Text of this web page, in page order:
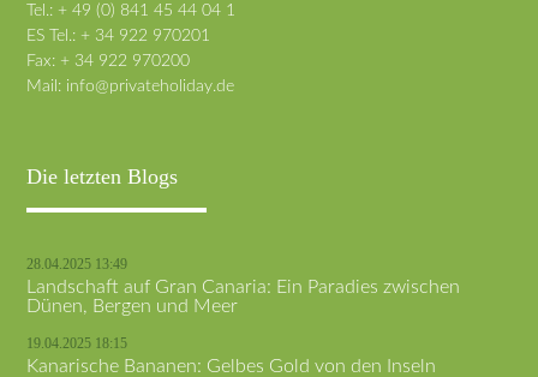
Tel.: + 49 (0) 841 45 44 04 1
ES Tel.: + 34 922 970201
Fax: + 34 922 970200
Mail: info@privateholiday.de
Die letzten Blogs
28.04.2025 13:49
Landschaft auf Gran Canaria: Ein Paradies zwischen
Dünen, Bergen und Meer
19.04.2025 18:15
Kanarische Bananen: Gelbes Gold von den Inseln